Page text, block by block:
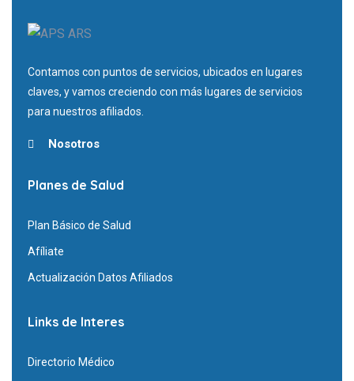
Contamos con puntos de servicios, ubicados en lugares
claves, y vamos creciendo con más lugares de servicios
para nuestros afiliados.
Nosotros
Planes de Salud
Plan Básico de Salud
Afíliate
Actualización Datos Afiliados
Links de Interes
Directorio Médico